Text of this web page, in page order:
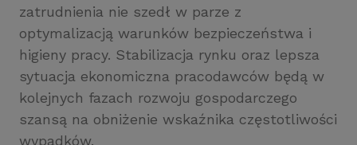
zatrudnienia nie szedł w parze z
optymalizacją warunków bezpieczeństwa i
higieny pracy. Stabilizacja rynku oraz lepsza
sytuacja ekonomiczna pracodawców będą w
kolejnych fazach rozwoju gospodarczego
szansą na obniżenie wskaźnika częstotliwości
wypadków.